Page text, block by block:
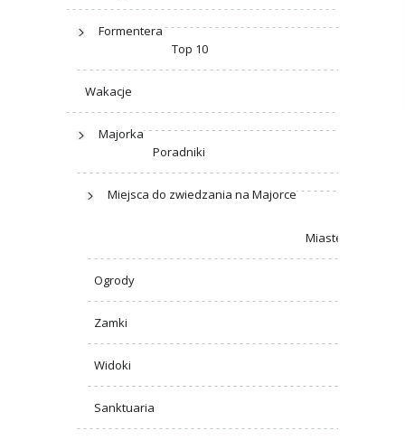
Formentera
Top 10
Wakacje
Majorka
Poradniki
Miejsca do zwiedzania na Majorce
Miasteczka
Ogrody
Zamki
Widoki
Sanktuaria